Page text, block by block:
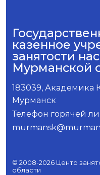
казенное
занятости
Мурманской
183039, Академика
Мурманск
Телефон горячей
© 2008-2026 Центр
области